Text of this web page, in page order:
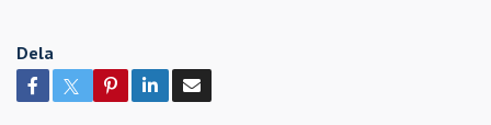
Dela